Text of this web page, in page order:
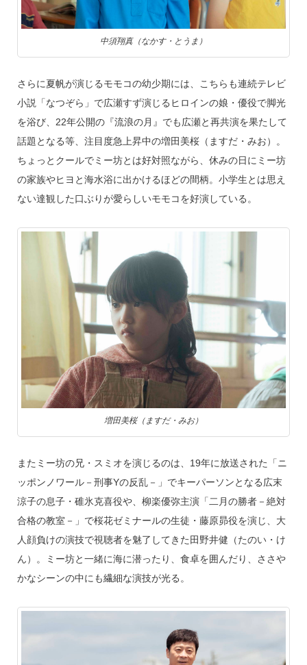
中須翔真（なかす・とうま）
さらに夏帆が演じるモモコの幼少期には、こちらも連続テレビ
小説「なつぞら」で広瀬すず演じるヒロインの娘・優役で脚光
を浴び、22年公開の『流浪の月』でも広瀬と再共演を果たして
話題となる等、注目度急上昇中の増田美桜（ますだ・みお）。
ちょっとクールでミー坊とは好対照ながら、休みの日にミー坊
の家族やヒヨと海水浴に出かけるほどの間柄。小学生とは思え
ない達観した口ぶりが愛らしいモモコを好演している。
増田美桜（ますだ・みお）
またミー坊の兄・スミオを演じるのは、19年に放送された「ニ
ッポンノワール－刑事Yの反乱－」でキーパーソンとなる広末
涼子の息子・碓氷克喜役や、柳楽優弥主演「二月の勝者－絶対
合格の教室－」で桜花ゼミナールの生徒・藤原昴役を演じ、大
人顔負けの演技で視聴者を魅了してきた田野井健（たのい・け
ん）。ミー坊と一緒に海に潜ったり、食卓を囲んだり、ささや
かなシーンの中にも繊細な演技が光る。